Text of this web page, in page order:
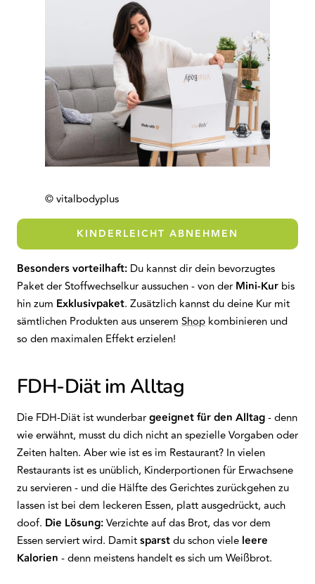
© vitalbodyplus
KINDERLEICHT ABNEHMEN
Besonders vorteilhaft: Du kannst dir dein bevorzugtes
Paket der Stoffwechselkur aussuchen - von der Mini-Kur bis
hin zum Exklusivpaket. Zusätzlich kannst du deine Kur mit
sämtlichen Produkten aus unserem Shop kombinieren und
so den maximalen Effekt erzielen!
FDH-Diät im Alltag
Die FDH-Diät ist wunderbargeeignet für den Alltag- denn
wie erwähnt, musst du dich nicht an spezielle Vorgaben oder
Zeiten halten. Aber wie ist es im Restaurant? In vielen
Restaurants ist es unüblich, Kinderportionen für Erwachsene
zu servieren - und die Hälfte des Gerichtes zurückgehen zu
lassen ist bei dem leckeren Essen, platt ausgedrückt, auch
doof. Die Lösung:Verzichte auf das Brot, das vor dem
Essen serviert wird. Damitsparstdu schon viele leere
Kalorien - denn meistens handelt es sich um Weißbrot.